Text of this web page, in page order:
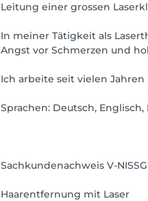
Leitung einer grossen
In meiner Tätigkeit als
Angst vor Schmerzen und
Ich arbeite seit vielen
Sprachen: Deutsch,
Sachkundenachweis V-
Haarentfernung mit Laser